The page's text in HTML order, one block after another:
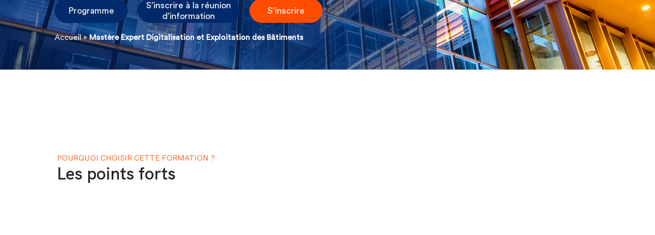
Programme
S’inscrire à la réunion
d’information
S’inscrire
Accueil»Mastère Expert Digitalisation et Exploitation des Bâtiments
POURQUOI CHOISIR CETTE FORMATION ?
Les points forts